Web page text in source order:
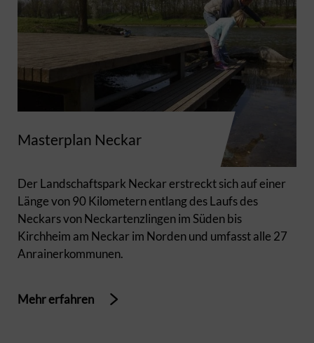
Masterplan Neckar
Der Landschaftspark Neckar erstreckt sich auf einer
Länge von 90 Kilometern entlang des Laufs des
Neckars von Neckartenzlingen im Süden bis
Kirchheim am Neckar im Norden und umfasst alle 27
Anrainerkommunen.
Mehr erfahren